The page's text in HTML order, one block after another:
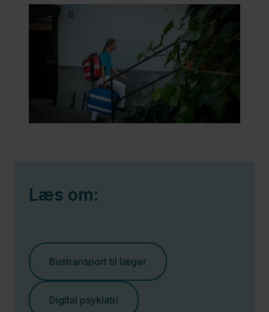
uddannelse
Læs om:
Bustransport til læger
Digital psykiatri